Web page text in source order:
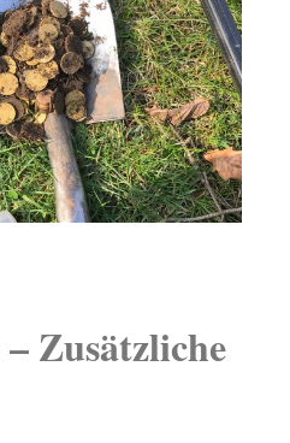
Zusätzliche